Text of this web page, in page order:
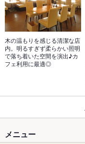
木の温もりを感じる清潔な店
内。明るすぎず柔らかい照明
で落ち着いた空間を演出♪カ
フェ利用に最適◎
メニュー